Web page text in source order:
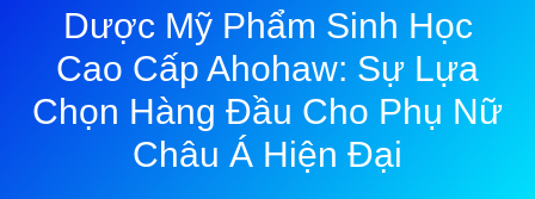
Dược Mỹ Phẩm Sinh Học
Cao Cấp Ahohaw: Sự Lựa
Chọn Hàng Đầu Cho Phụ Nữ
Châu Á Hiện Đại